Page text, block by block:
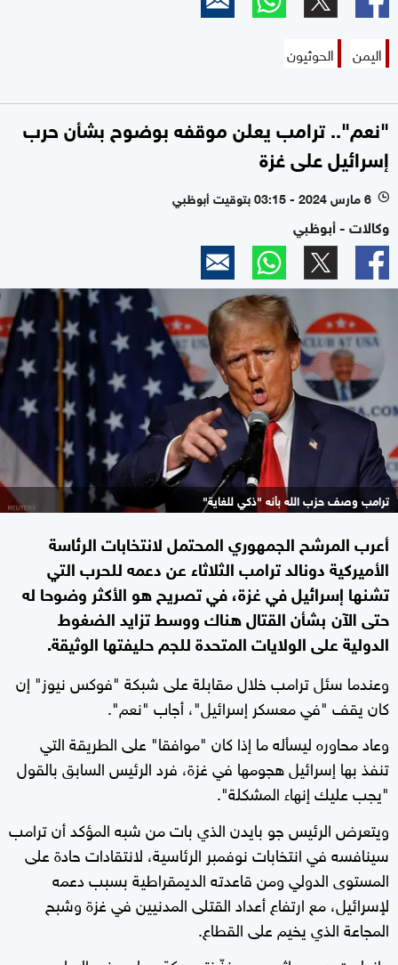
اليمن الحوثيون
"نعم".. ترامب يعلن موقفه بوضوح بشأن حرب
إسرائيل على غزة
l 6 مارس 2024 - 03:15 بتوقيت أبوظبي
وكالات - أبوظبي
ترامب وصف حزب الله بأنه "ذكي للغاية"
أعرب المرشح الجمهوري المحتمل لانتخابات الرئاسة
الأميركية دونالد ترامب الثلاثاء عن دعمه للحرب التي
تشنها إسرائيل في غزة، في تصريح هو الأكثر وضوحا له
حتى الآن بشأن القتال هناك ووسط تزايد الضغوط
الدولية على الولايات المتحدة للجم حليفتها الوثيقة.
وعندما سئل ترامب خلال مقابلة على شبكة "فوكس نيوز" إن
كان يقف "في معسكر إسرائيل"، أجاب "نعم".
وعاد محاوره ليسأله ما إذا كان "موافقا" على الطريقة التي
تنفذ بها إسرائيل هجومها في غزة، فرد الرئيس السابق بالقول
"يجب عليك إنهاء المشكلة".
ويتعرض الرئيس جو بايدن الذي بات من شبه المؤكد أن ترامب
سينافسه في انتخابات نوفمبر الرئاسية، لانتقادات حادة على
المستوى الدولي ومن قاعدته الديمقراطية بسبب دعمه
لإسرائيل، مع ارتفاع أعداد القتلى المدنيين في غزة وشبح
المجاعة الذي يخيم على القطاع.